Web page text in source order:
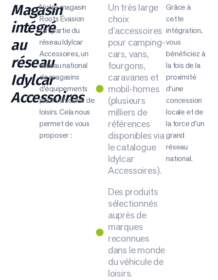
Magasin
intégré
au
réseau
Idylcar
Accessoires
Notre magasin
Roots Évasion
fait partie du
réseau Idylcar
Accessoires, un
réseau national
de magasins
d’équipements
pour véhicules de
loisirs. Cela nous
permet de vous
proposer :
Un très large
choix
d’accessoires
pour camping-
cars, vans,
fourgons,
caravanes et
mobil-homes
(plusieurs
milliers de
références
disponibles via
le catalogue
Idylcar
Accessoires).
Des produits
sélectionnés
auprès de
marques
reconnues
dans le monde
du véhicule de
loisirs.
Grâce à
cette
intégration,
vous
bénéficiez à
la fois de la
proximité
d’une
concession
locale et de
la force d’un
grand
réseau
national.